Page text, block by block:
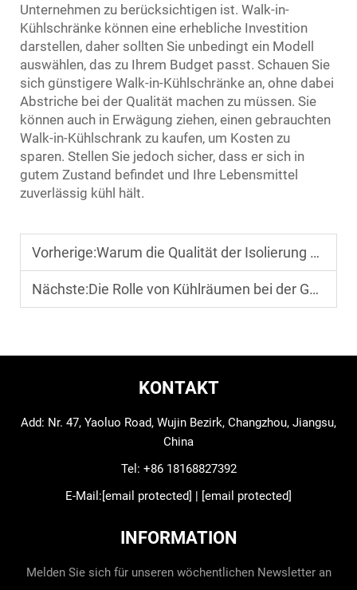
Unternehmen zu berücksichtigen ist. Walk-in-
Kühlschränke können eine erhebliche Investition
darstellen, daher sollten Sie unbedingt ein Modell
auswählen, das zu Ihrem Budget passt. Schauen Sie
sich günstigere Walk-in-Kühlschränke an, ohne dabei
Abstriche bei der Qualität machen zu müssen. Sie
können auch in Erwägung ziehen, einen gebrauchten
Walk-in-Kühlschrank zu kaufen, um Kosten zu
sparen. Stellen Sie jedoch sicher, dass er sich in
gutem Zustand befindet und Ihre Lebensmittel
zuverlässig kühl hält.
Vorherige:Warum die Qualität der Isolierung von Kühlräumen die Energieeffizienz beeinflusst
Nächste:Die Rolle von Kühlräumen bei der Gewährleistung der Kältekette in der Lieferkette
KONTAKT
Add: Nr. 47, Yaoluo Road, Wujin Bezirk, Changzhou, Jiangsu,
China
Tel: +86 18168827392
E-Mail:[email protected] | [email protected]
INFORMATION
Melden Sie sich für unseren wöchentlichen Newsletter an